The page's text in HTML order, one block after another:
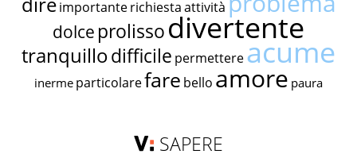
importante richiestaattività
dolce prolissodivertente
tranquillodifficile permettereacume
inerme particolarefare bello amore paura
SAPERE